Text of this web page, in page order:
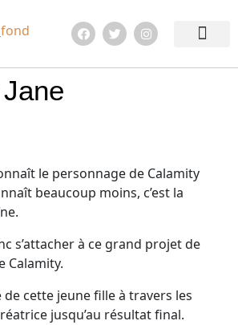
le personnage de Calamity
beaucoup moins, c’est la
s’attacher à ce grand projet de
Calamity.
de cette jeune fille à travers les
jusqu’au résultat final.